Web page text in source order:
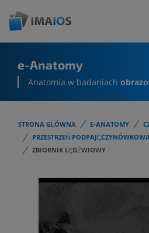
e-Anatomy
Anatomia w badaniach
STRONA GŁÓWNA E-ANATOMY
PRZESTRZEŃ
ZBIORNIK LĘDŹWIOWY